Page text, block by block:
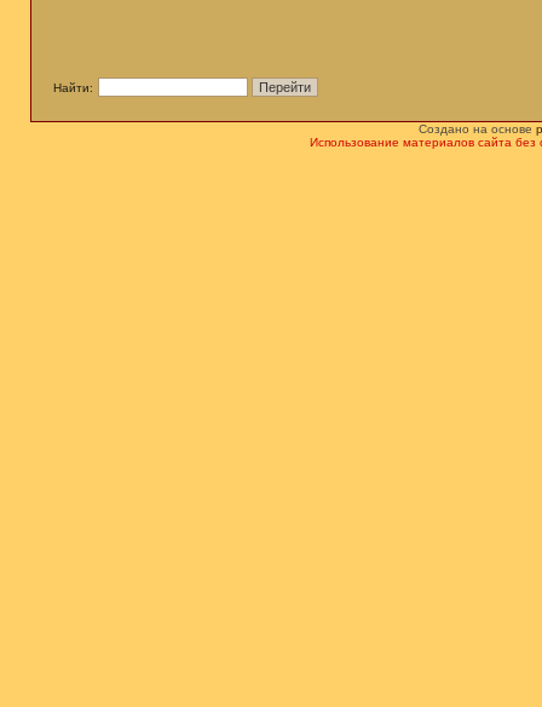
Найти:
Создано на основе
Использование материалов сайта